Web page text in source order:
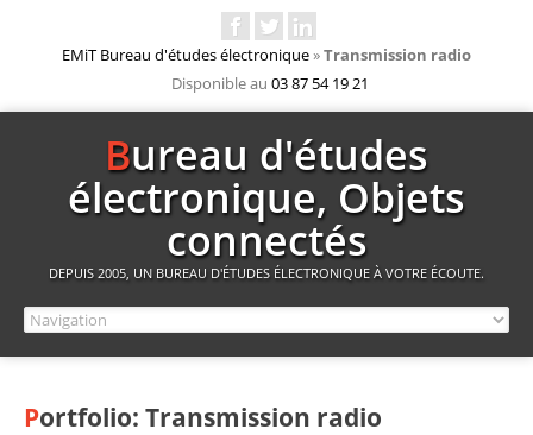
EMiT Bureau d'études électronique»Transmission radio
Disponible au 03 87 54 19 21
Bureau d'études
électronique, Objets
connectés
DEPUIS 2005, UN BUREAU D'ÉTUDES ÉLECTRONIQUE À VOTRE ÉCOUTE.
Portfolio: Transmission radio